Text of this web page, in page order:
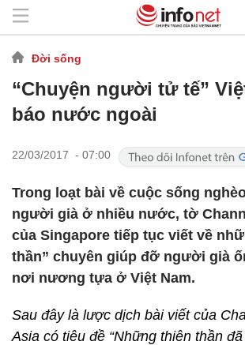
Đời sống
“Chuyện người tử tế”
báo nước ngoài
22/03/2017 - 07:00
Trong loạt bài về cuộc sống
người già ở nhiều nước, tờ
của Singapore tiếp tục viết về
thần” chuyên giúp đỡ người già
nơi nương tựa ở Việt Nam.
Sau đây là lược dịch bài viết của
Asia có tiêu đề “Những thiên thần